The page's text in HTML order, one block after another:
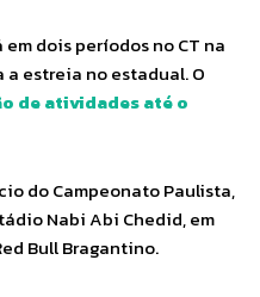
dois períodos no CT na
estreia no estadual. O
de atividades até o
do Campeonato Paulista,
Nabi Abi Chedid, em
Bull Bragantino.